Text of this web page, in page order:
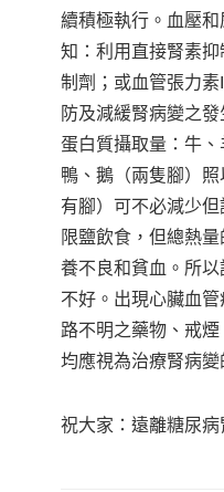
續積極執行。血壓
知：利用直接腎素
制劑；或血管張力
防及減緩腎病變之
蛋白質攝取量：牛、
鴨、鵝（兩隻腳）
有腳）可不必減少
限鹽飲食，但總熱
養不良和貧血。所
不好。出現心臟血
路不明之藥物、戒煙
均應視為治療腎病變
祝大家：遠離糖尿病